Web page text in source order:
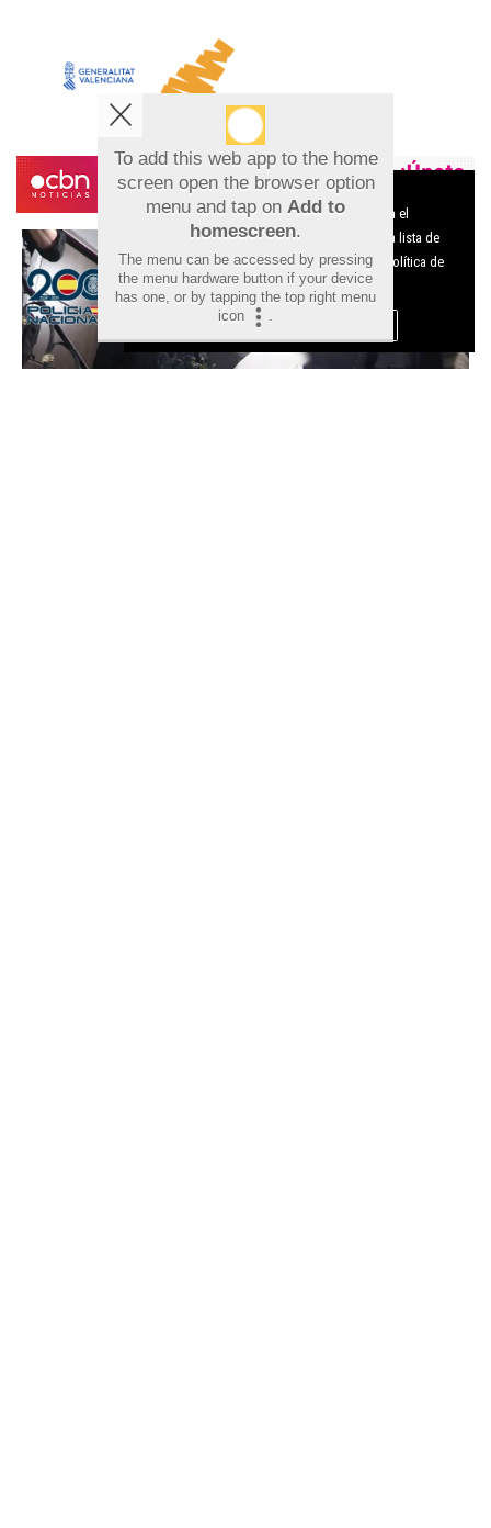
To add this web app to the home
screen open the browser option
menu and tap on Add to
homescreen.
The menu can be accessed by pressing
the menu hardware button if your device
has one, or by tapping the top right menu
icon
.
Aviso sobre el Uso de cookies:
Utilizamos cookies nuestras y de terceros para el
funcionamiento del digital. Puedes consultar la lista de
cookies y como desconectarlas. Ver nuestra Política de
Privacidad y Cookies
Aceptar Cookies